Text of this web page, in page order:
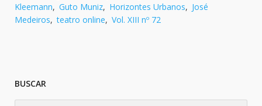
Kleemann, Guto Muniz, Horizontes Urbanos, José
Medeiros, teatro online, Vol. XIII nº 72
BUSCAR